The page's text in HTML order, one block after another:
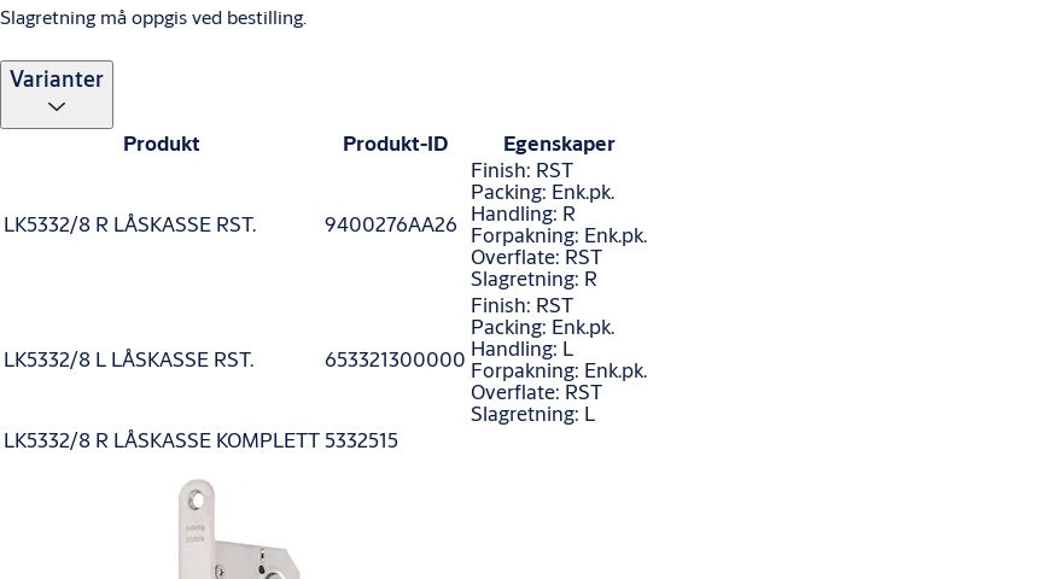
Slagretning må oppgis ved bestilling.
Varianter
Produkt Produkt-ID Egenskaper
LK5332/8 R LÅSKASSE RST. 9400276AA26
Finish: RST
Packing: Enk.pk.
Handling: R
Forpakning: Enk.pk.
Overflate: RST
Slagretning: R
LK5332/8 L LÅSKASSE RST. 653321300000
Finish: RST
Packing: Enk.pk.
Handling: L
Forpakning: Enk.pk.
Overflate: RST
Slagretning: L
LK5332/8 R LÅSKASSE KOMPLETT5332515